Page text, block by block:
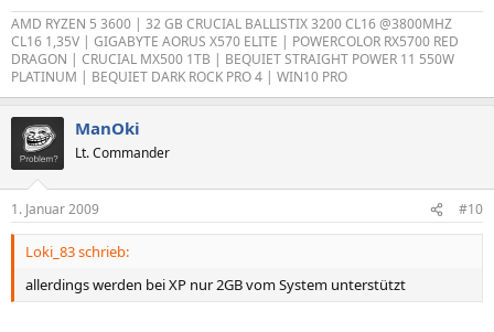
AMD RYZEN 5 3600 | 32 GB CRUCIAL BALLISTIX 3200 CL16 @3800MHZ
CL16 1,35V | GIGABYTE AORUS X570 ELITE | POWERCOLOR RX5700 RED
DRAGON | CRUCIAL MX500 1TB | BEQUIET STRAIGHT POWER 11 550W
PLATINUM | BEQUIET DARK ROCK PRO 4 | WIN10 PRO
ManOki
Lt. Commander
1. Januar 2009 #10
Loki_83 schrieb:
allerdings werden bei XP nur 2GB vom System unterstützt